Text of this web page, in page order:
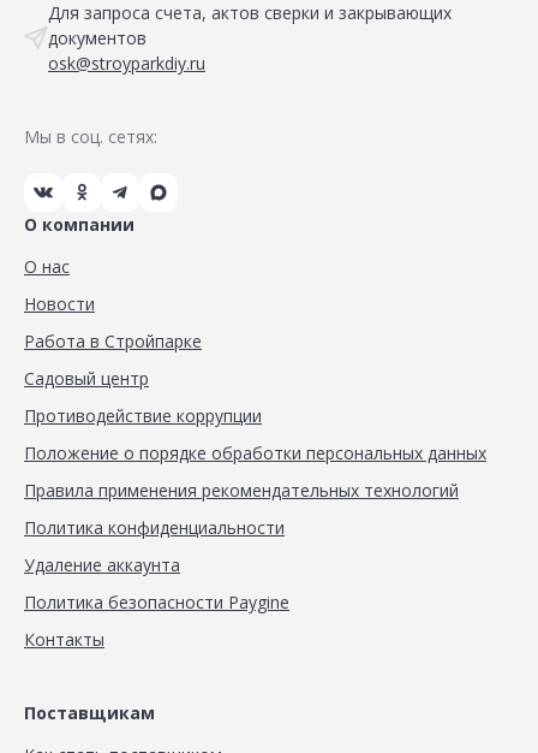
Для запроса счета, актов сверки и закрывающих
документов
osk@stroyparkdiy.ru
Мы в соц. сетях:
О компании
О нас
Новости
Работа в Стройпарке
Садовый центр
Противодействие коррупции
Положение о порядке обработки персональных данных
Правила применения рекомендательных технологий
Политика конфиденциальности
Удаление аккаунта
Политика безопасности Paygine
Контакты
Поставщикам